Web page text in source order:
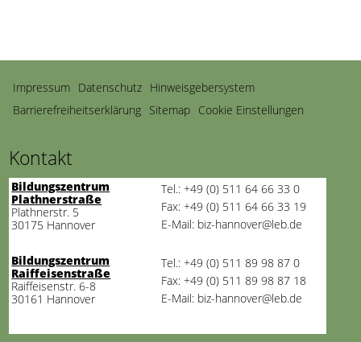
Navigation
überspringen
Impressum Datenschutz Hinweisgebersystem
Barrierefreiheitserklärung Sitemap Cookie Einstellungen
Kontakt
Bildungszentrum
Plathnerstraße
Plathnerstr. 5
30175 Hannover
Tel.: +49 (0) 511 64 66 33 0
Fax: +49 (0) 511 64 66 33 19
E-Mail: biz-hannover@leb.de
Bildungszentrum
Raiffeisenstraße
Raiffeisenstr. 6-8
30161 Hannover
Tel.: +49 (0) 511 89 98 87 0
Fax: +49 (0) 511 89 98 87 18
E-Mail: biz-hannover@leb.de